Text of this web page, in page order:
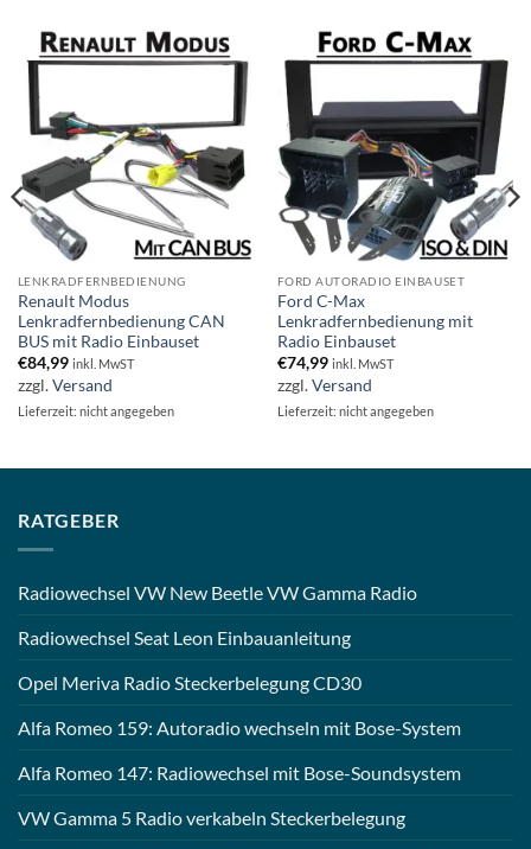
LENKRADFERNBEDIENUNG
Renault Modus
Lenkradfernbedienung CAN
BUS mit Radio Einbauset
€84,99 inkl. MwST
zzgl.Versand
Lieferzeit: nicht angegeben
FORD AUTORADIO EINBAUSET
Ford C-Max
Lenkradfernbedienung mit
Radio Einbauset
€74,99 inkl. MwST
zzgl.Versand
Lieferzeit: nicht angegeben
RATGEBER
Radiowechsel VW New Beetle VW Gamma Radio
Radiowechsel Seat Leon Einbauanleitung
Opel Meriva Radio Steckerbelegung CD30
Alfa Romeo 159: Autoradio wechseln mit Bose-System
Alfa Romeo 147: Radiowechsel mit Bose-Soundsystem
VW Gamma 5 Radio verkabeln Steckerbelegung